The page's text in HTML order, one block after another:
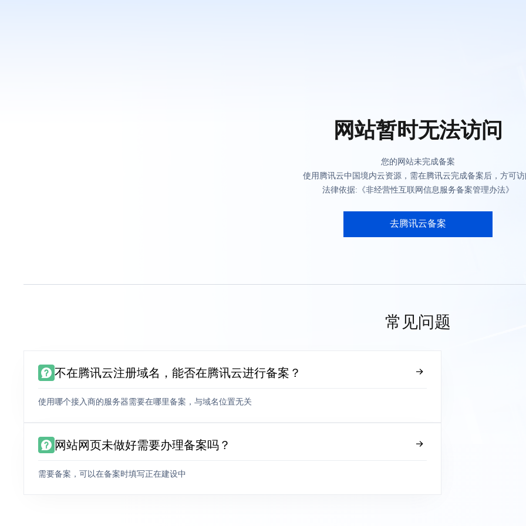
网站暂时无法访问
您的网站未完成备案
使用腾讯云中国境内云资源，需在腾讯云完成备案后，方可
法律依据:《非经营性互联网信息服务备案管理办法》
去腾讯云备案
常见问题
不在腾讯云注册域名，能否在腾讯云进行备案？
使用哪个接入商的服务器需要在哪里备案，与域名位置无关
网站网页未做好需要办理备案吗？
需要备案，可以在备案时填写正在建设中